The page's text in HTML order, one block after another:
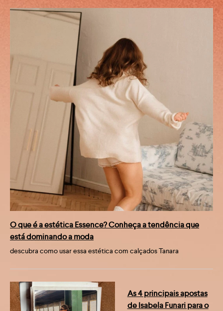
O que é a estética Essence? Conheça a tendência que
está dominando a moda
descubra como usar essa estética com calçados Tanara
As 4 principais apostas
de Isabela Funari para o